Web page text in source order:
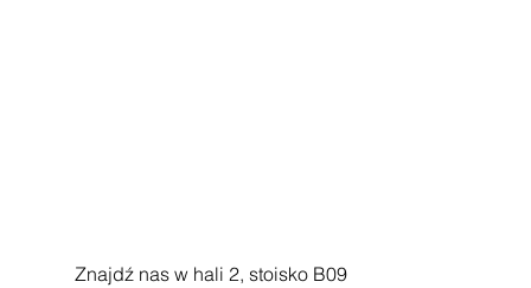
Znajdź nas w hali 2, stoisko B09